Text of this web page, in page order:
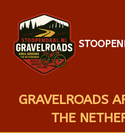
GRAVELROADS
THE